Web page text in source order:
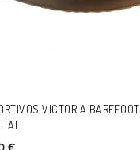
136606 ALOE
€